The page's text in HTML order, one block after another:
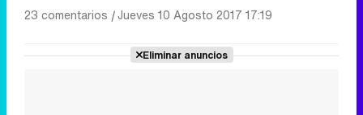
23 comentarios |Jueves 10 Agosto 2017 17:19
Eliminar anuncios